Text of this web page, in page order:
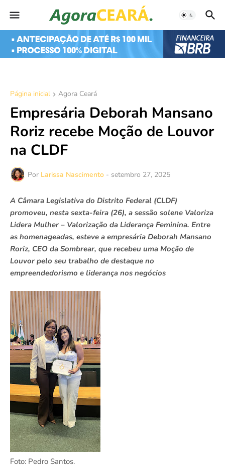
Página inicial Agora Ceará
Empresária Deborah Mansano
Roriz recebe Moção de Louvor
na CLDF
Por Larissa Nascimento - setembro 27, 2025
A Câmara Legislativa do Distrito Federal (CLDF)
promoveu, nesta sexta-feira (26), a sessão solene Valoriza
Lidera Mulher – Valorização da Liderança Feminina. Entre
as homenageadas, esteve a empresária Deborah Mansano
Roriz, CEO da Sombrear, que recebeu uma Moção de
Louvor pelo seu trabalho de destaque no
empreendedorismo e liderança nos negócios
Foto: Pedro Santos.